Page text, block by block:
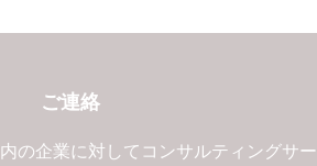
ご連絡
の企業に対してコンサルティングサー